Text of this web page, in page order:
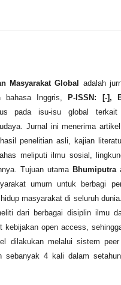
Masyarakat Global
adalah
bahasa Inggris,
P-ISSN: [-],
pada isu-isu global terkait
Jurnal ini menerima
penelitian asli, kajian
meliputi ilmu sosial,
Tujuan utama Bhumiputra
umum untuk berbagi
masyarakat di seluruh
dari berbagai disiplin ilmu
kebijakan open access,
dilakukan melalui sistem
sebanyak 4 kali dalam setahun